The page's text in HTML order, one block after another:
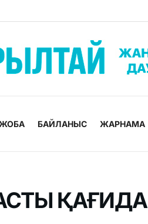
БАЙЛАНЫС ЖАРНАМА
ҚАҒИДА